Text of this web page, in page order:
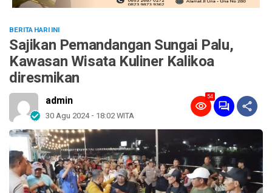
BERITA HARI INI
Sajikan Pemandangan Sungai Palu,
Kawasan Wisata Kuliner Kalikoa
diresmikan
admin
30 Agu 2024 - 18:02 WITA
54